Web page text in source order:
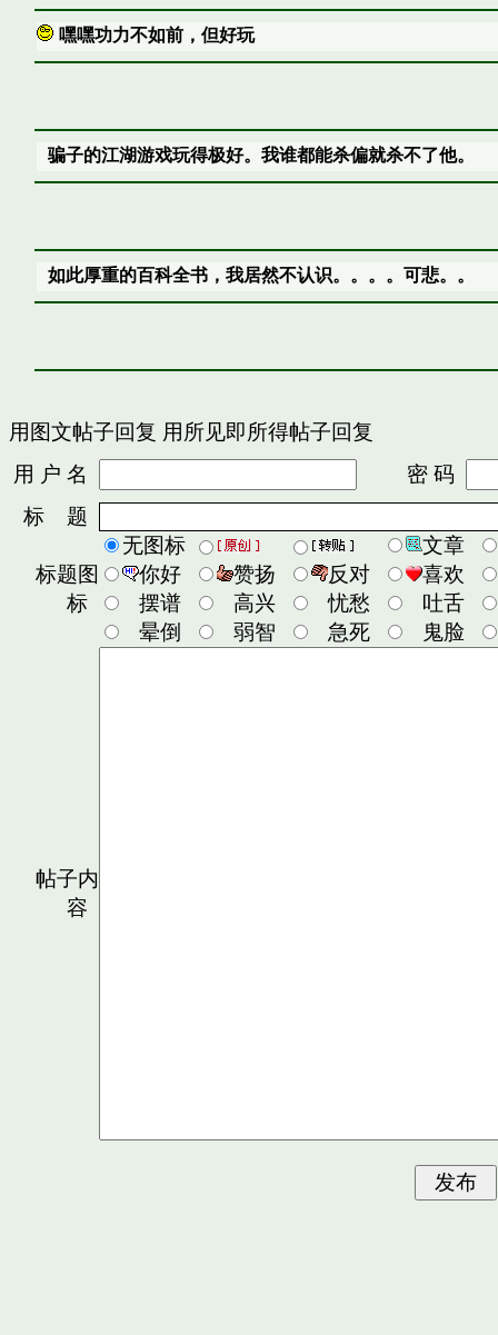
嘿嘿功力不如前，但好玩
骗子的江湖游戏玩得极好。我谁都能杀偏就杀不了他。
如此厚重的百科全书，我居然不认识。。。。可悲。。
用图文帖子回复 用所见即所得帖子回复
用 户 名
密 码
标 题
标题图
标
无图标
文章
你好
赞扬 反对
喜欢
摆谱
高兴 忧愁
吐舌
晕倒
弱智 急死 鬼脸
帖子内
容